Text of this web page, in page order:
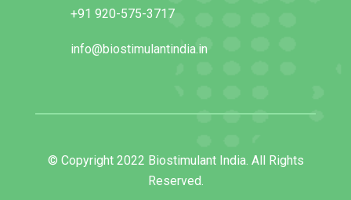
+91 920-575-3717
info@biostimulantindia.in
© Copyright 2022 Biostimulant India. All Rights
Reserved.